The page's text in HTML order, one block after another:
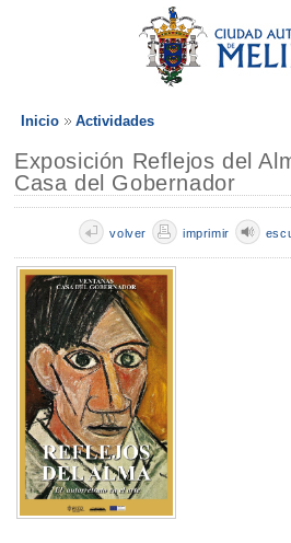
Inicio Actividades
Exposición Reflejos del
Casa del Gobernador
imprimir
volver